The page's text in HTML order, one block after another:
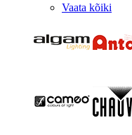
Vaata kõiki